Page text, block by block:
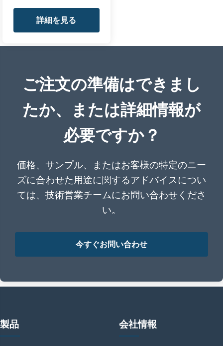
詳細を見る
ご注文の準備はできまし
たか、または詳細情報が
必要ですか？
価格、サンプル、またはお客様の特定のニー
ズに合わせた用途に関するアドバイスについ
ては、技術営業チームにお問い合わせくださ
い。
今すぐお問い合わせ
製品 会社情報